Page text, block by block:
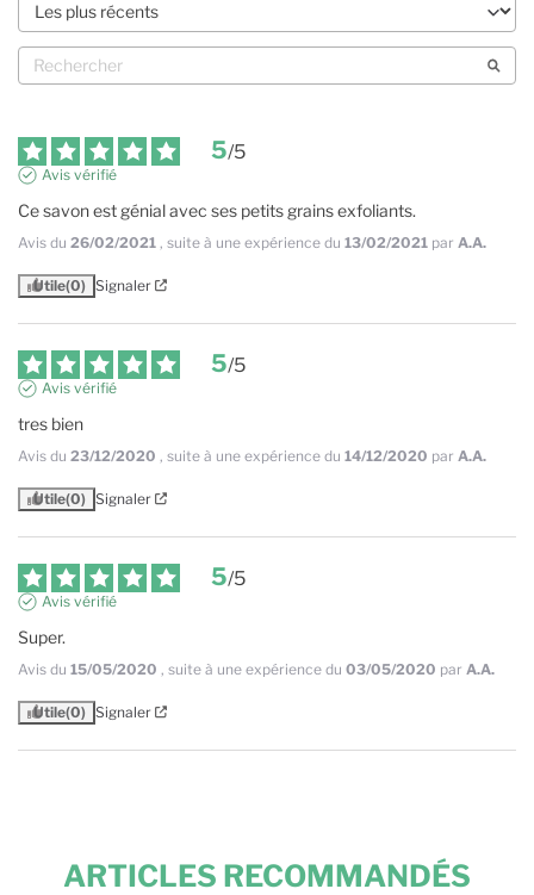
5/5
Avis vérifié
Ce savon est génial avec ses petits grains exfoliants.
Avis du 26/02/2021 , suite à une expérience du 13/02/2021 par A.A.
Utile(0) Signaler
5/5
Avis vérifié
tres bien
Avis du 23/12/2020 , suite à une expérience du 14/12/2020 par A.A.
Utile(0) Signaler
5/5
Avis vérifié
Super.
Avis du 15/05/2020 , suite à une expérience du 03/05/2020 par A.A.
Utile(0) Signaler
ARTICLES RECOMMANDÉS